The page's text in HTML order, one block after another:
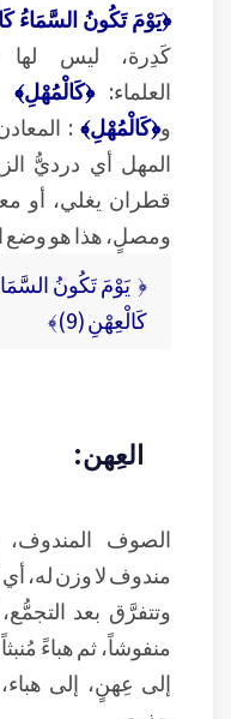
﴿يَوْمَ تَكُونُ السَّمَاءُ
كَدِرة، ليس
العلماء: ﴿كَالْمُهْلِ﴾
و﴿كَالْمُهْلِ﴾ :
المهل أي درديُّ
قطران يغلي، أو
ومصلٍ، هذا هو وضع
كَالْعِهْنِ (9)﴾
العِهن:
الصوف
مندوف لا وزن له، أي
وتتفرَّق بعد
منفوشاً، ثم هباءً
إلى عِهنٍ، إلى